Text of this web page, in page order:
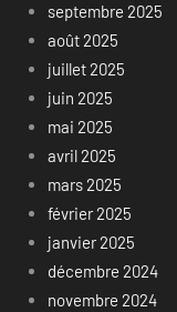
septembre 2025
août 2025
juillet 2025
juin 2025
mai 2025
avril 2025
mars 2025
février 2025
janvier 2025
décembre 2024
novembre 2024